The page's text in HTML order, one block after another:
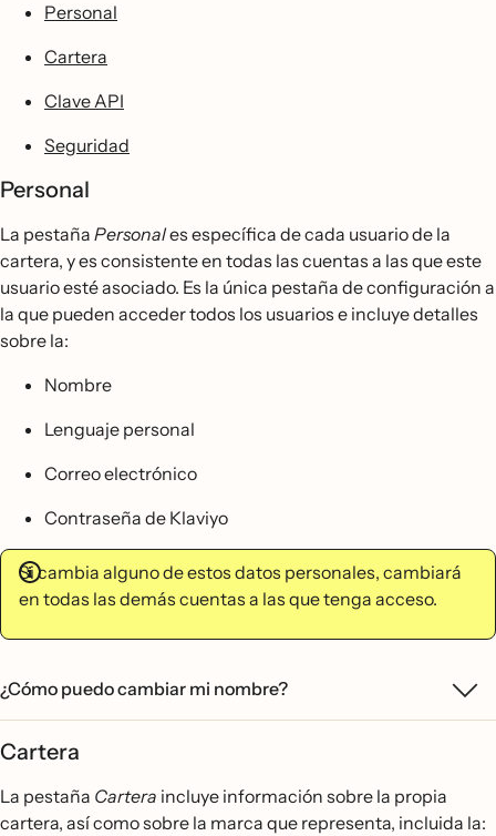
Personal
Cartera
Clave API
Seguridad
Personal
La pestaña Personales específica de cada usuario de la
cartera, y es consistente en todas las cuentas a las que este
usuario esté asociado. Es la única pestaña de configuración a
la que pueden acceder todos los usuarios e incluye detalles
sobre la:
Nombre
Lenguaje personal
Correo electrónico
Contraseña de Klaviyo
Si cambia alguno de estos datos personales, cambiará
en todas las demás cuentas a las que tenga acceso.
¿Cómo puedo cambiar mi nombre?
Cartera
La pestaña Cartera incluye información sobre la propia
cartera, así como sobre la marca que representa, incluida la: